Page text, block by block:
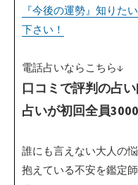
『今後の運勢』知り
下さい！
電話占いならこちら↓
口コミで評判の占
占いが初回全員
誰にも言えない大人の
抱えている不安を鑑定